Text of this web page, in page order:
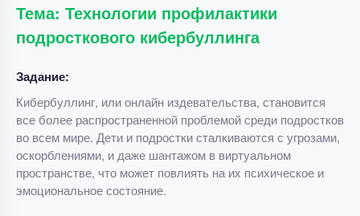
Тема: Технологии профилактики
подросткового кибербуллинга
Задание:
Кибербуллинг, или онлайн издевательства, становится
все более распространенной проблемой среди подростков
во всем мире. Дети и подростки сталкиваются с угрозами,
оскорблениями, и даже шантажом в виртуальном
пространстве, что может повлиять на их психическое и
эмоциональное состояние.